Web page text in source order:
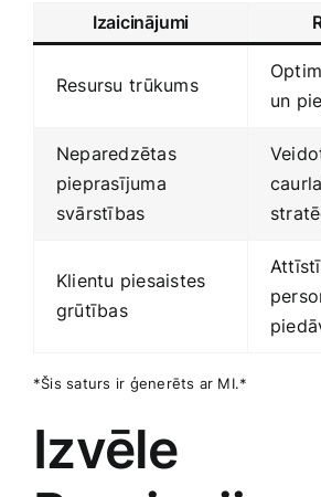
Izaicinājumi
Resursu ⁢trūkums
un
Neparedzētas
pieprasījuma
svārstības
Klientu ‍piesaistes
grūtības
*Šis saturs ir ģenerēts ar MI.*
Izvēle​